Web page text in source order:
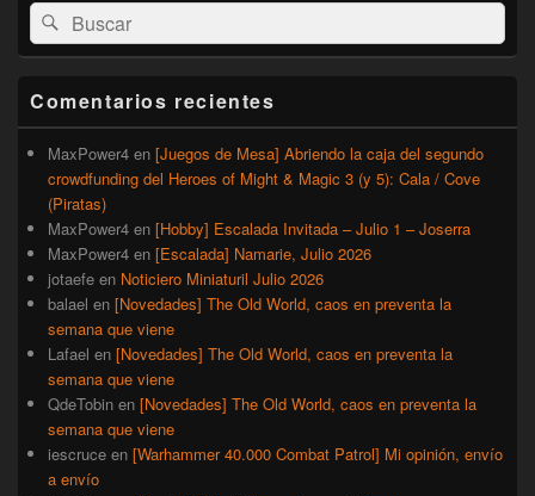
área
de
widget
lateral
primaria
Buscar
por:
Buscar
Comentarios recientes
MaxPower4 en [Juegos de Mesa] Abriendo la caja del segundo
crowdfunding del Heroes of Might & Magic 3 (y 5): Cala / Cove
(Piratas)
MaxPower4 en [Hobby] Escalada Invitada – Julio 1 – Joserra
MaxPower4 en [Escalada] Namarie, Julio 2026
jotaefe en Noticiero Miniaturil Julio 2026
balael en [Novedades] The Old World, caos en preventa la
semana que viene
Lafael en [Novedades] The Old World, caos en preventa la
semana que viene
QdeTobin en [Novedades] The Old World, caos en preventa la
semana que viene
iescruce en [Warhammer 40.000 Combat Patrol] Mi opinión, envío
a envío